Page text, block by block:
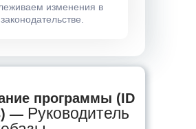
изменения в
законодательстве.
программы (ID
— Руководитель